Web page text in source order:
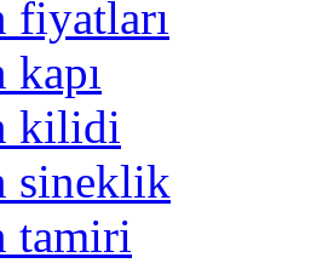
fiyatları
kilidi
sineklik
tamiri